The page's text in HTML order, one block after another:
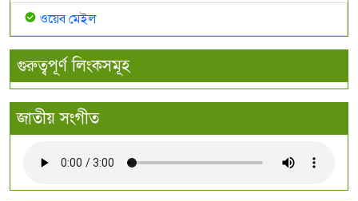
ওয়েব মেইল
গুরুত্বপূর্ণ লিংকসমূহ
জাতীয় সংগীত